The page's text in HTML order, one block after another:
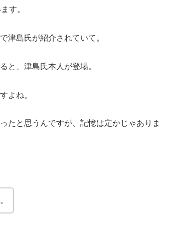
す。
津島氏が紹介されていて。
と、津島氏本人が登場。
よね。
たと思うんですが、記憶は定かじゃありま